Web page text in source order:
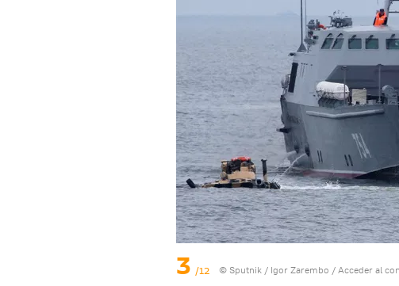
3 /12 © Sputnik / Igor Zarembo / Acceder al